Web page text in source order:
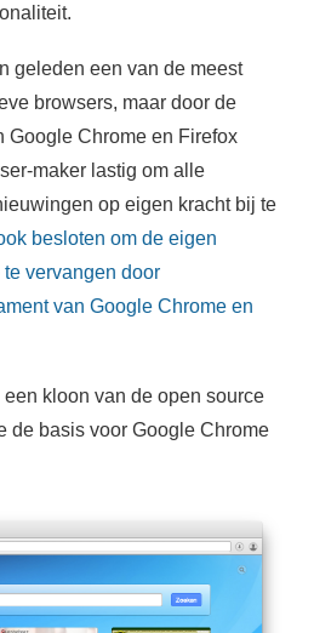
geleden een van de meest
browsers, maar door de
Google Chrome en Firefox
maker lastig om alle
op eigen kracht bij te
besloten om de eigen
vervangen door
van Google Chrome en
kloon van de open source
de basis voor Google Chrome